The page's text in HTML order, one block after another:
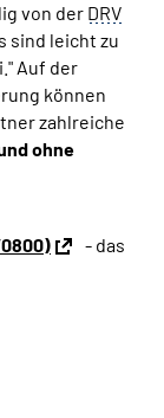
von der DRV
sind leicht zu
Auf der
können
zahlreiche
ohne
- das